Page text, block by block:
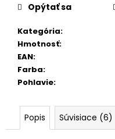
Kategória:
Hmotnosť:
EAN:
Farba:
Pohlavie:
Opýtať sa
Popis Súvisiace (6)